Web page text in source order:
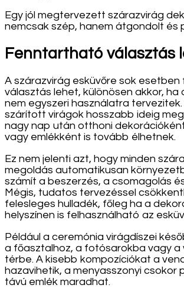
Egy jól megtervezett szárazvirág
nemcsak szép, hanem átgondolt és
Fenntartható választás
A szárazvirág esküvőre sok
választás lehet, különösen akkor, ha
nem egyszeri használatra tervezitek.
szárított virágok hosszabb ideig
nagy nap után otthoni
vagy emlékként is tovább élhetnek.
Ez nem jelenti azt, hogy minden
megoldás automatikusan
számít a beszerzés, a csomagolás
Mégis, tudatos tervezéssel
felesleges hulladék, főleg ha a
helyszínen is felhasználható az
Például a ceremónia virágdíszei
a főasztalhoz, a fotósarokba vagy a
térbe. A kisebb kompozíciókat a
hazavihetik, a menyasszonyi csokor
távú emlék maradhat.